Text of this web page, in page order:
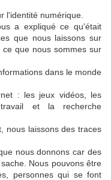
l'identité numérique.
a expliqué ce qu'était
que nous laissons sur
que nous sommes sur
dans le monde
: les jeux vidéos, les
et la recherche
nous laissons des traces
nous donnons car des
Nous pouvons être
personnes qui se font